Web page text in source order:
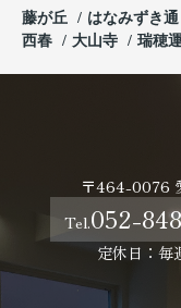
藤が丘
はなみずき通
西春
大山寺 瑞穂
〒464-0076
Tel.052-
定休日：毎